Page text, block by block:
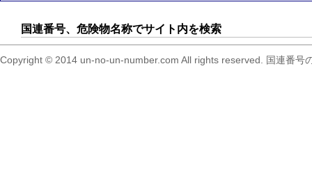
国連番号、危険物名称でサイト内を検索
Copyright © 2014 un-no-un-number.com All rights reserved. 国連番号